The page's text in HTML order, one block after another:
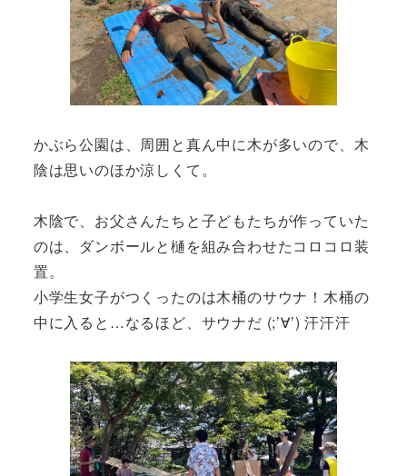
かぶら公園は、周囲と真ん中に木が多いので、木
陰は思いのほか涼しくて。
木陰で、お父さんたちと子どもたちが作っていた
のは、ダンボールと樋を組み合わせたコロコロ装
置。
小学生女子がつくったのは木桶のサウナ！木桶の
中に入ると…なるほど、サウナだ (;’∀’) 汗汗汗